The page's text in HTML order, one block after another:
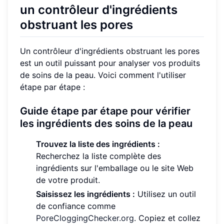
un contrôleur d'ingrédients
obstruant les pores
Un contrôleur d'ingrédients obstruant les pores
est un outil puissant pour analyser vos produits
de soins de la peau. Voici comment l'utiliser
étape par étape :
Guide étape par étape pour vérifier
les ingrédients des soins de la peau
Trouvez la liste des ingrédients :
Recherchez la liste complète des
ingrédients sur l'emballage ou le site Web
de votre produit.
Saisissez les ingrédients : Utilisez un outil
de confiance comme
PoreCloggingChecker.org. Copiez et collez